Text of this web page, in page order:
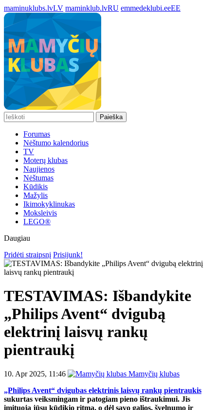
maminuklubs.lvLV maminklub.lvRU emmedeklubi.eeEE
Paieška
Forumas
Nėštumo kalendorius
TV
Moterų klubas
Naujienos
Nėštumas
Kūdikis
Mažylis
Ikimokyklinukas
Moksleivis
LEGO®
Daugiau
Pridėti straipsnį Prisijunk!
TESTAVIMAS: Išbandykite
„Philips Avent“ dvigubą
elektrinį laisvų rankų
pientraukį
10. Apr 2025, 11:46
Mamyčių klubas
„Philips Avent“ dvigubas elektrinis laisvų rankų pientraukis
sukurtas veiksmingam ir patogiam pieno ištraukimui. Jis
imituoja jūsų kūdikio ritmą, o dėl savo galios, švelnumo ir